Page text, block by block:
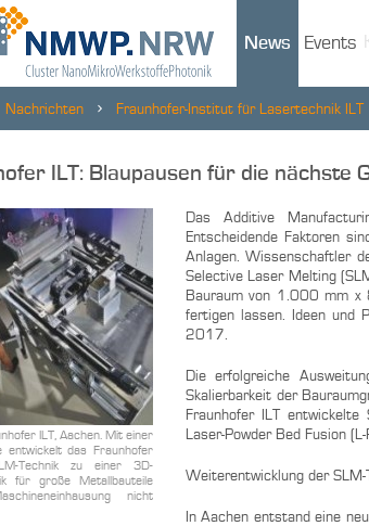
News Events
Nachrichten Fraunhofer-Institut für Lasertechnik ILT
ILT: Blaupausen für die nächste
ILT, Aachen. Mit einer
entwickelt das Fraunhofer
Technik zu einer 3D-
für große Metallbauteile
nicht
Das Additive
Entscheidende Faktoren
Anlagen. Wissenschaftler
Selective Laser Melting
Bauraum von 1.000 mm x
fertigen lassen. Ideen und
2017.
Die erfolgreiche
Skalierbarkeit der
Fraunhofer ILT
Laser-Powder Bed Fusion (L-
Weiterentwicklung der SLM-
In Aachen entstand eine